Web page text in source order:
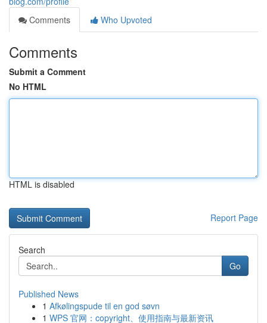
Comments
Who Upvoted
Comments
Submit a Comment
No HTML
HTML is disabled
Report Page
Search
Go
Published News
1 Afkølingspude til en god søvn
1 WPS 官网：copyright、使用指南与最新资讯